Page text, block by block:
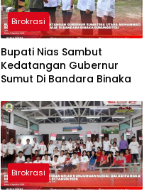
Birokrasi
Bupati Nias Sambut
Kedatangan Gubernur
Sumut Di Bandara Binaka
Birokrasi